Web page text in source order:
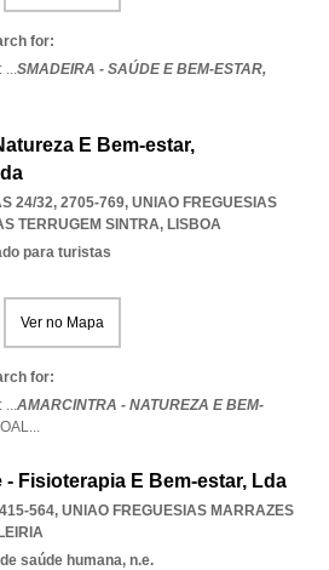
for:
...SMADEIRA - SAÚDE E BEM-ESTAR,
E Bem-estar,
24/32, 2705-769, UNIAO FREGUESIAS
TERRUGEM SINTRA, LISBOA
para turistas
Ver no Mapa
for:
...AMARCINTRA - NATUREZA E BEM-
...
- Fisioterapia E Bem-estar, Lda
564, UNIAO FREGUESIAS MARRAZES
LEIRIA
saúde humana, n.e.